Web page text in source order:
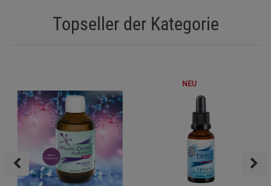
Topseller der Kategorie
NEU